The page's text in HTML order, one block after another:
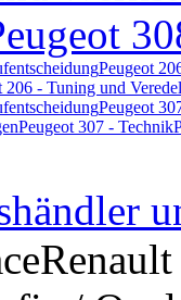
Peugeot
206 - Tuning und
Peugeot
Peugeot 307 - Technik